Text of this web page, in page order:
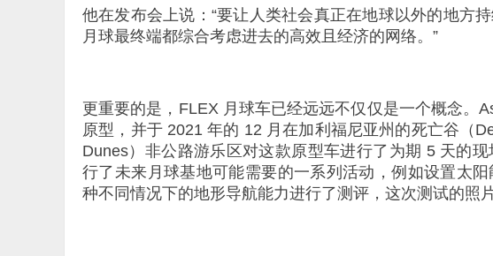
他在发布会上说：“要让人类社会真正在地球以外的地方
月球最终端都综合考虑进去的高效且经济的网络。”
更重要的是，FLEX 月球车已经远远不仅仅是一个概念。
原型，并于 2021 年的 12 月在加利福尼亚州的死亡谷（
Dunes）非公路游乐区对这款原型车进行了为期 5 天的
行了未来月球基地可能需要的一系列活动，例如设置太
种不同情况下的地形导航能力进行了测评，这次测试的照